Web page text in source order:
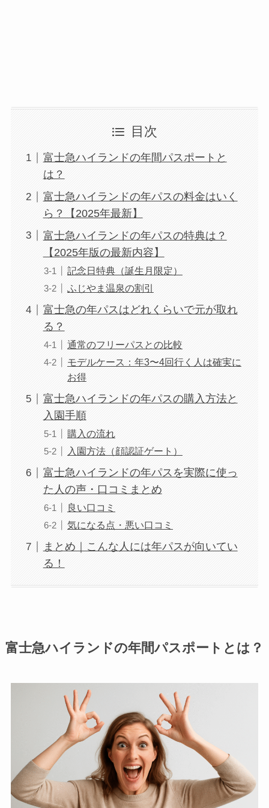
目次
富士急ハイランドの年間パスポートと
は？
富士急ハイランドの年パスの料金はいく
ら？【2025年最新】
富士急ハイランドの年パスの特典は？
【2025年版の最新内容】
記念日特典（誕生月限定）
ふじやま温泉の割引
富士急の年パスはどれくらいで元が取れ
る？
通常のフリーパスとの比較
モデルケース：年3〜4回行く人は確実に
お得
富士急ハイランドの年パスの購入方法と
入園手順
購入の流れ
入園方法（顔認証ゲート）
富士急ハイランドの年パスを実際に使っ
た人の声・口コミまとめ
良い口コミ
気になる点・悪い口コミ
まとめ｜こんな人には年パスが向いてい
る！
富士急ハイランドの年間パスポートとは？